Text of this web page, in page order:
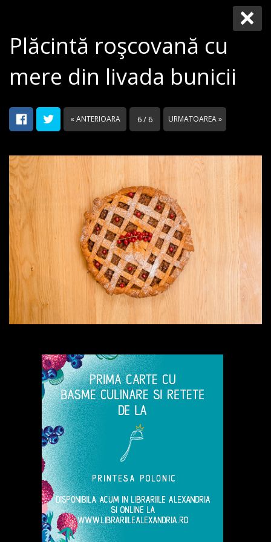
Plăcintă roşcovană cu
mere din livada bunicii
« ANTERIOARA 6 / 6 URMATOAREA »